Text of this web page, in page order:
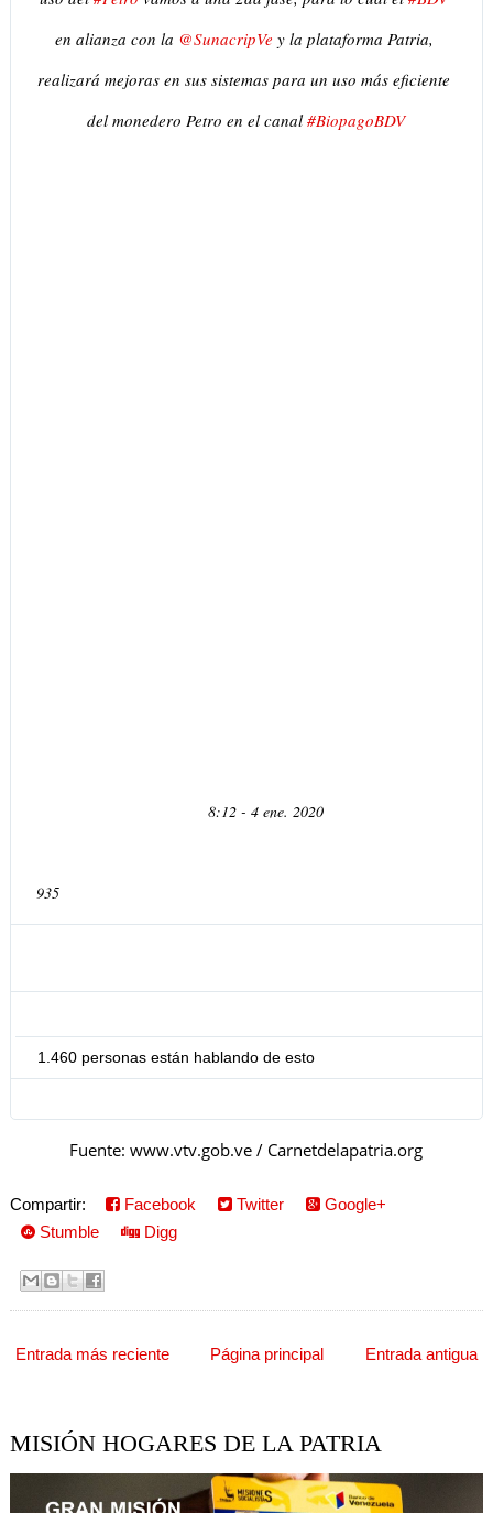
en alianza con la @SunacripVe y la plataforma Patria,
realizará mejoras en sus sistemas para un uso más eficiente
del monedero Petro en el canal #BiopagoBDV
935
8:12 - 4 ene. 2020
1.460 personas están hablando de esto
Fuente: www.vtv.gob.ve / Carnetdelapatria.org
Compartir: Facebook Twitter
Google+
Stumble
Digg
Entrada más reciente Entrada antigua
Página principal
MISIÓN HOGARES DE LA PATRIA